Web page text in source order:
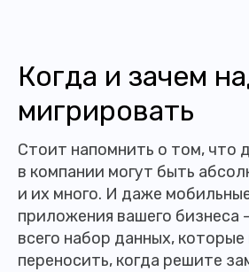
Когда и зачем
мигрировать
Стоит напомнить о том, что
в компании могут быть
и их много. И даже
приложения вашего бизнеса
всего набор данных,
переносить, когда решите